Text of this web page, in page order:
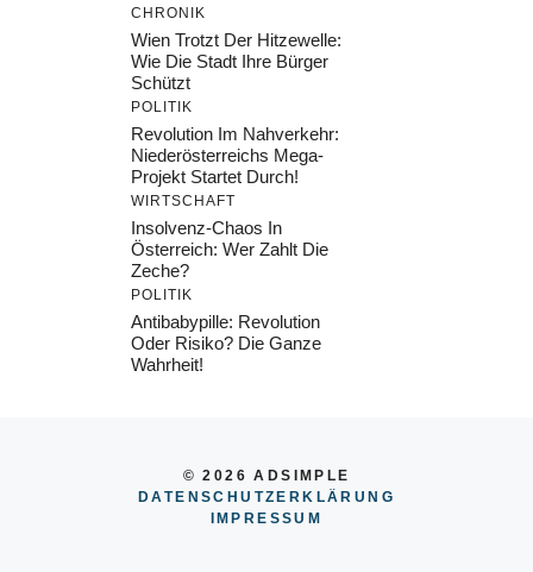
CHRONIK
Wien Trotzt Der Hitzewelle:
Wie Die Stadt Ihre Bürger
Schützt
POLITIK
Revolution Im Nahverkehr:
Niederösterreichs Mega-
Projekt Startet Durch!
WIRTSCHAFT
Insolvenz-Chaos In
Österreich: Wer Zahlt Die
Zeche?
POLITIK
Antibabypille: Revolution
Oder Risiko? Die Ganze
Wahrheit!
© 2026 ADSIMPLE
DATENSCHUTZERKLÄRUNG
IMPRESSU M